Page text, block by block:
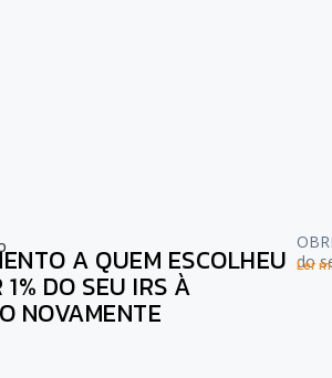
A QUEM ESCOLHEU
DO SEU IRS À
NOVAMENTE
do
Ler